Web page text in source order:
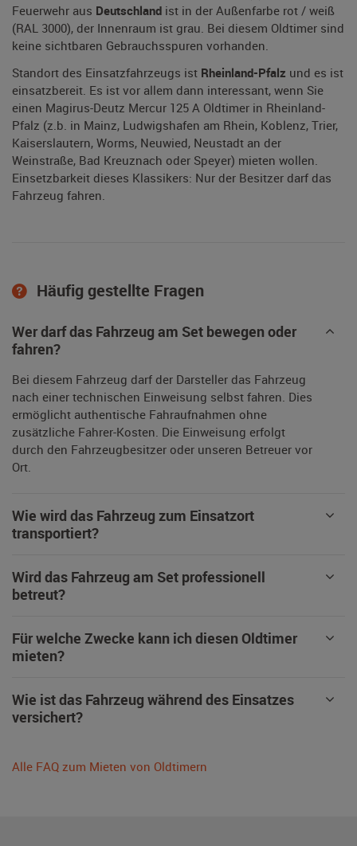
Feuerwehr aus Deutschland ist in der Außenfarbe rot / weiß
(RAL 3000), der Innenraum ist grau. Bei diesem Oldtimer sind
keine sichtbaren Gebrauchsspuren vorhanden.
Standort des Einsatzfahrzeugs ist Rheinland-Pfalz und es ist
einsatzbereit. Es ist vor allem dann interessant, wenn Sie
einen Magirus-Deutz Mercur 125 A Oldtimer in Rheinland-
Pfalz (z.b. in Mainz, Ludwigshafen am Rhein, Koblenz, Trier,
Kaiserslautern, Worms, Neuwied, Neustadt an der
Weinstraße, Bad Kreuznach oder Speyer) mieten wollen.
Einsetzbarkeit dieses Klassikers: Nur der Besitzer darf das
Fahrzeug fahren.
Häufig gestellte Fragen
Wer darf das Fahrzeug am Set bewegen oder
fahren?
Bei diesem Fahrzeug darf der Darsteller das Fahrzeug
nach einer technischen Einweisung selbst fahren. Dies
ermöglicht authentische Fahraufnahmen ohne
zusätzliche Fahrer-Kosten. Die Einweisung erfolgt
durch den Fahrzeugbesitzer oder unseren Betreuer vor
Ort.
Wie wird das Fahrzeug zum Einsatzort
transportiert?
Wird das Fahrzeug am Set professionell
betreut?
Für welche Zwecke kann ich diesen Oldtimer
mieten?
Wie ist das Fahrzeug während des Einsatzes
versichert?
Alle FAQ zum Mieten von Oldtimern